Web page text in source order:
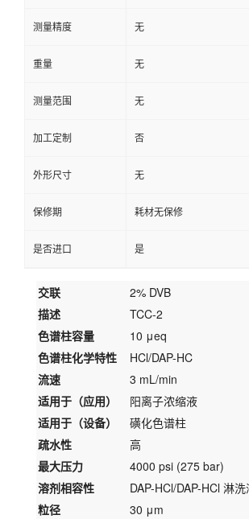
测量精度 无
重量 无
测量范围 无
加工定制 否
外形尺寸 无
保修期 耗材无保修
是否进口 是
交联
2% DVB
描述
TCC-2
色谱柱容量
10 μeq
色谱柱化学特性
HCl/DAP-HC
流速
3 mL/min
适用于（应用）
阳离子浓缩液
适用于（设备）
磺化色谱柱
疏水性
高
最大压力
4000 psi (275 bar)
溶剂相容性
DAP-HCl/DAP-HCl 淋洗
粒径
30 μm